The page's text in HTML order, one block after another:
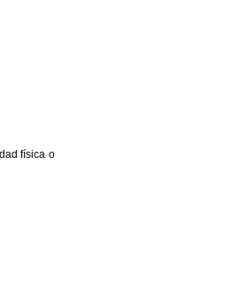
física o